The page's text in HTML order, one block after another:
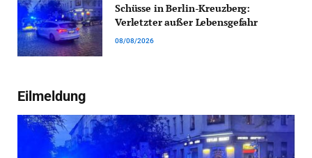
Schüsse in Berlin-Kreuzberg:
Verletzter außer Lebensgefahr
08/08/2026
Eilmeldung